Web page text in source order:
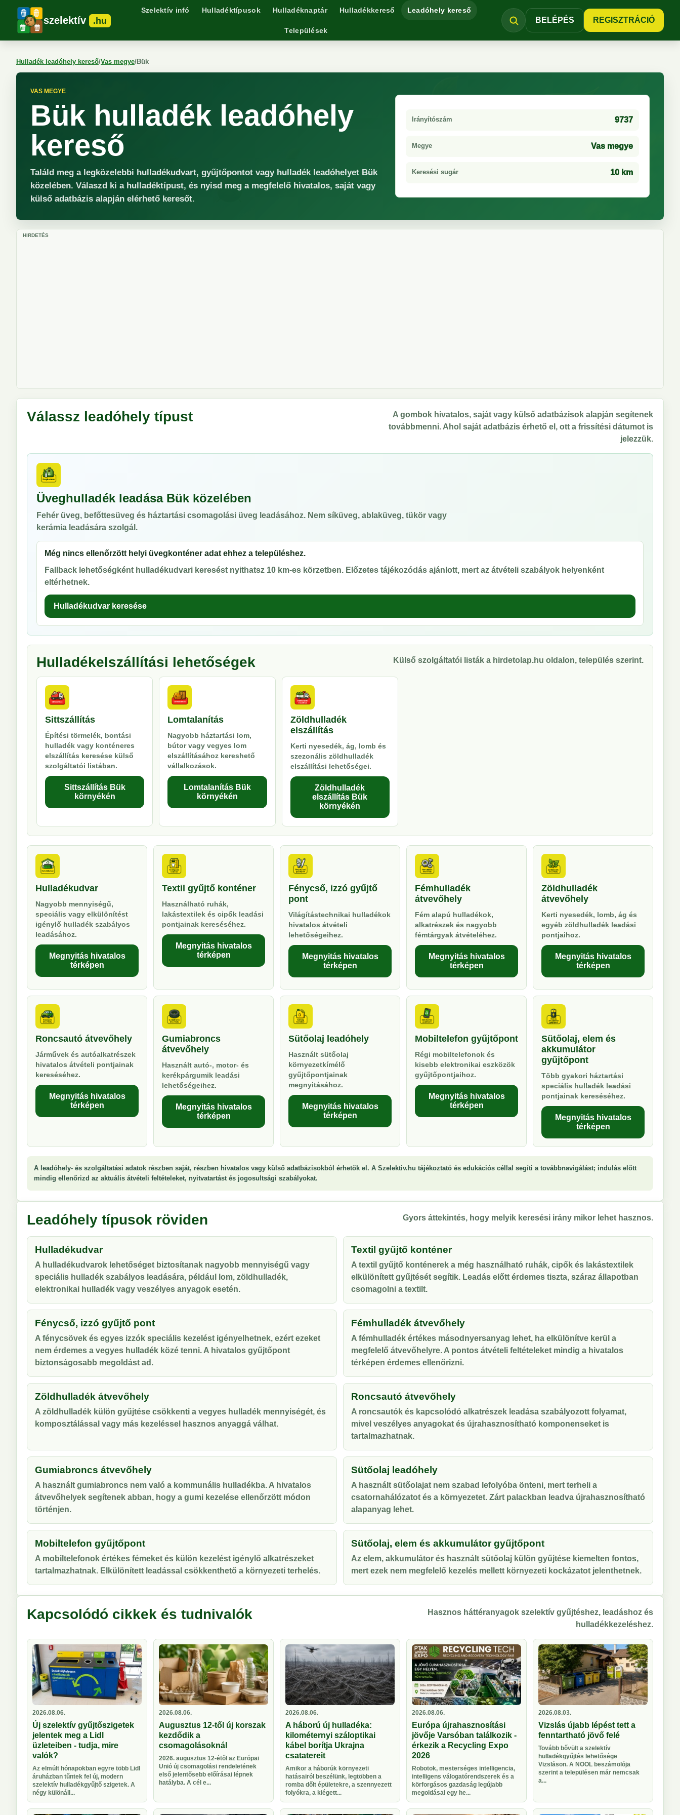
szelektív .hu
Szelektív infó Hulladéktípusok Hulladéknaptár Hulladékkereső Leadóhely kereső
Települések
BELÉPÉS REGISZTRÁCIÓ
Hulladék leadóhely kereső/Vas megye/Bük
VAS MEGYE
Bük hulladék leadóhely
kereső
Találd meg a legközelebbi hulladékudvart, gyűjtőpontot vagy hulladék leadóhelyet Bük
közelében. Válaszd ki a hulladéktípust, és nyisd meg a megfelelő hivatalos, saját vagy
külső adatbázis alapján elérhető keresőt.
Irányítószám 9737
Megye Vas megye
Keresési sugár 10 km
HIRDETÉS
Válassz leadóhely típust
A gombok hivatalos, saját vagy külső adatbázisok alapján segítenek
továbbmenni. Ahol saját adatbázis érhető el, ott a frissítési dátumot is
jelezzük.
Üveghulladék leadása Bük közelében
Fehér üveg, befőttesüveg és háztartási csomagolási üveg leadásához. Nem síküveg, ablaküveg, tükör vagy
kerámia leadására szolgál.
Még nincs ellenőrzött helyi üvegkonténer adat ehhez a településhez.
Fallback lehetőségként hulladékudvari keresést nyithatsz 10 km-es körzetben. Előzetes tájékozódás ajánlott, mert az átvételi szabályok helyenként
eltérhetnek.
Hulladékudvar keresése
Hulladékelszállítási lehetőségek Külső szolgáltatói listák a hirdetolap.hu oldalon, település szerint.
Sittszállítás
Építési törmelék, bontási
hulladék vagy konténeres
elszállítás keresése külső
szolgáltatói listában.
Sittszállítás Bük
környékén
Lomtalanítás
Nagyobb háztartási lom,
bútor vagy vegyes lom
elszállításához kereshető
vállalkozások.
Lomtalanítás Bük
környékén
Zöldhulladék
elszállítás
Kerti nyesedék, ág, lomb és
szezonális zöldhulladék
elszállítási lehetőségei.
Zöldhulladék
elszállítás Bük
környékén
Hulladékudvar
Nagyobb mennyiségű,
speciális vagy elkülönítést
igénylő hulladék szabályos
leadásához.
Megnyitás hivatalos
térképen
Textil gyűjtő konténer
Használható ruhák,
lakástextilek és cipők leadási
pontjainak kereséséhez.
Megnyitás hivatalos
térképen
Fénycső, izzó gyűjtő
pont
Világítástechnikai hulladékok
hivatalos átvételi
lehetőségeihez.
Megnyitás hivatalos
térképen
Fémhulladék
átvevőhely
Fém alapú hulladékok,
alkatrészek és nagyobb
fémtárgyak átvételéhez.
Megnyitás hivatalos
térképen
Zöldhulladék
átvevőhely
Kerti nyesedék, lomb, ág és
egyéb zöldhulladék leadási
pontjaihoz.
Megnyitás hivatalos
térképen
Roncsautó átvevőhely
Járművek és autóalkatrészek
hivatalos átvételi pontjainak
kereséséhez.
Megnyitás hivatalos
térképen
Gumiabroncs
átvevőhely
Használt autó-, motor- és
kerékpárgumik leadási
lehetőségeihez.
Megnyitás hivatalos
térképen
Sütőolaj leadóhely
Használt sütőolaj
környezetkímélő
gyűjtőpontjainak
megnyitásához.
Megnyitás hivatalos
térképen
Mobiltelefon gyűjtőpont
Régi mobiltelefonok és
kisebb elektronikai eszközök
gyűjtőpontjaihoz.
Megnyitás hivatalos
térképen
Sütőolaj, elem és
akkumulátor
gyűjtőpont
Több gyakori háztartási
speciális hulladék leadási
pontjainak kereséséhez.
Megnyitás hivatalos
térképen
A leadóhely- és szolgáltatási adatok részben saját, részben hivatalos vagy külső adatbázisokból érhetők el. A Szelektiv.hu tájékoztató és edukációs céllal segíti a továbbnavigálást; indulás előtt
mindig ellenőrizd az aktuális átvételi feltételeket, nyitvatartást és jogosultsági szabályokat.
Leadóhely típusok röviden Gyors áttekintés, hogy melyik keresési irány mikor lehet hasznos.
Hulladékudvar
A hulladékudvarok lehetőséget biztosítanak nagyobb mennyiségű vagy
speciális hulladék szabályos leadására, például lom, zöldhulladék,
elektronikai hulladék vagy veszélyes anyagok esetén.
Textil gyűjtő konténer
A textil gyűjtő konténerek a még használható ruhák, cipők és lakástextilek
elkülönített gyűjtését segítik. Leadás előtt érdemes tiszta, száraz állapotban
csomagolni a textilt.
Fénycső, izzó gyűjtő pont
A fénycsövek és egyes izzók speciális kezelést igényelhetnek, ezért ezeket
nem érdemes a vegyes hulladék közé tenni. A hivatalos gyűjtőpont
biztonságosabb megoldást ad.
Fémhulladék átvevőhely
A fémhulladék értékes másodnyersanyag lehet, ha elkülönítve kerül a
megfelelő átvevőhelyre. A pontos átvételi feltételeket mindig a hivatalos
térképen érdemes ellenőrizni.
Zöldhulladék átvevőhely
A zöldhulladék külön gyűjtése csökkenti a vegyes hulladék mennyiségét, és
komposztálással vagy más kezeléssel hasznos anyaggá válhat.
Roncsautó átvevőhely
A roncsautók és kapcsolódó alkatrészek leadása szabályozott folyamat,
mivel veszélyes anyagokat és újrahasznosítható komponenseket is
tartalmazhatnak.
Gumiabroncs átvevőhely
A használt gumiabroncs nem való a kommunális hulladékba. A hivatalos
átvevőhelyek segítenek abban, hogy a gumi kezelése ellenőrzött módon
történjen.
Sütőolaj leadóhely
A használt sütőolajat nem szabad lefolyóba önteni, mert terheli a
csatornahálózatot és a környezetet. Zárt palackban leadva újrahasznosítható
alapanyag lehet.
Mobiltelefon gyűjtőpont
A mobiltelefonok értékes fémeket és külön kezelést igénylő alkatrészeket
tartalmazhatnak. Elkülönített leadással csökkenthető a környezeti terhelés.
Sütőolaj, elem és akkumulátor gyűjtőpont
Az elem, akkumulátor és használt sütőolaj külön gyűjtése kiemelten fontos,
mert ezek nem megfelelő kezelés mellett környezeti kockázatot jelenthetnek.
Kapcsolódó cikkek és tudnivalók
Hasznos háttéranyagok szelektív gyűjtéshez, leadáshoz és
hulladékkezeléshez.
2026.08.06.
Új szelektív gyűjtőszigetek
jelentek meg a Lidl
üzleteiben - tudja, mire
valók?
Az elmúlt hónapokban egyre több Lidl
áruházban tűntek fel új, modern
szelektív hulladékgyűjtő szigetek. A
négy különáll...
2026.08.06.
Augusztus 12-től új korszak
kezdődik a
csomagolásoknál
2026. augusztus 12-étől az Európai
Unió új csomagolási rendeletének
első jelentősebb előírásai lépnek
hatályba. A cél e...
2026.08.06.
A háború új hulladéka:
kilométernyi száloptikai
kábel borítja Ukrajna
csatatereit
Amikor a háborúk környezeti
hatásairól beszélünk, legtöbben a
romba dőlt épületekre, a szennyezett
folyókra, a kiégett...
2026.08.06.
Európa újrahasznosítási
jövője Varsóban találkozik -
érkezik a Recycling Expo
2026
Robotok, mesterséges intelligencia,
intelligens válogatórendszerek és a
körforgásos gazdaság legújabb
megoldásai egy he...
2026.08.03.
Vizslás újabb lépést tett a
fenntartható jövő felé
Tovább bővült a szelektív
hulladékgyűjtés lehetősége
Vizsláson. A NOOL beszámolója
szerint a településen már nemcsak
a...